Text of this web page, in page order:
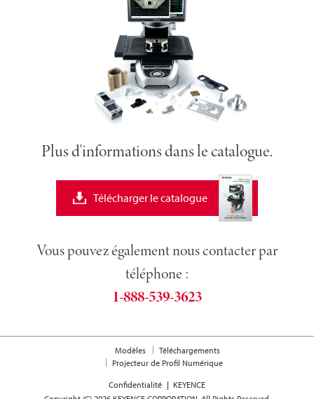
Plus d'informations dans le catalogue.
Télécharger le catalogue
Vous pouvez également nous contacter par
téléphone :
1-888-539-3623
Modèles
Téléchargements
Projecteur de Profil Numérique
Confidentialité
KEYENCE